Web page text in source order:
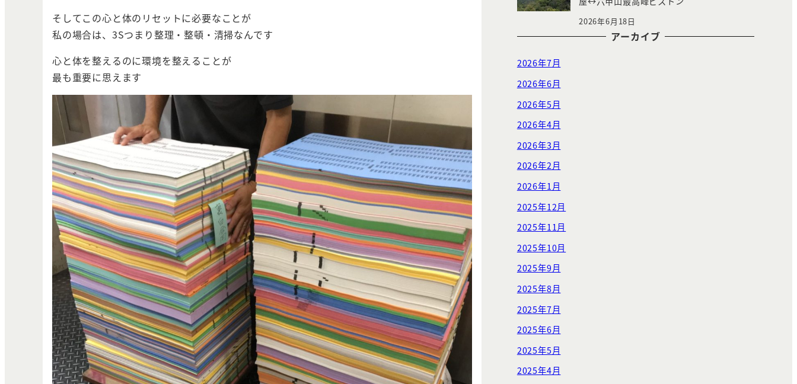
そしてこの心と体のリセットに必要なことが
私の場合は、3Sつまり整理・整頓・清掃なんです
心と体を整えるのに環境を整えることが
最も重要に思えます
2026年6月18日
アーカイブ
2026年7月
2026年6月
2026年5月
2026年4月
2026年3月
2026年2月
2026年1月
2025年12月
2025年11月
2025年10月
2025年9月
2025年8月
2025年7月
2025年6月
2025年5月
2025年4月